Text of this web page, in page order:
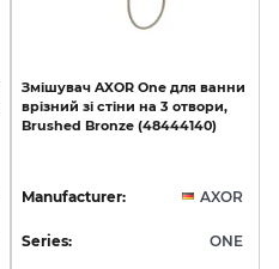
Змішувач AXOR One для ванни
врізний зі стіни на 3 отвори,
Brushed Bronze (48444140)
Manufacturer: AXOR
Series: ONE